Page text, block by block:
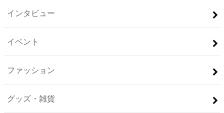
インタビュー
イベント
ファッション
グッズ・雑貨